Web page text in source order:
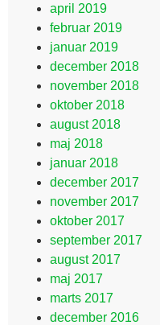
april 2019
februar 2019
januar 2019
december 2018
november 2018
oktober 2018
august 2018
maj 2018
januar 2018
december 2017
november 2017
oktober 2017
september 2017
august 2017
maj 2017
marts 2017
december 2016